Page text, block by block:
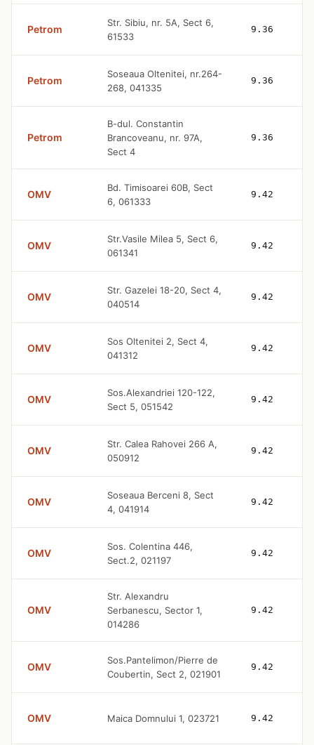
Petrom
Str. Sibiu, nr. 5A, Sect 6,
61533
9.36
Petrom
Soseaua Oltenitei, nr.264-
268, 041335
9.36
Petrom
B-dul. Constantin
Brancoveanu, nr. 97A,
Sect 4
9.36
OMV
Bd. Timisoarei 60B, Sect
6, 061333
9.42
OMV
Str.Vasile Milea 5, Sect 6,
061341
9.42
OMV
Str. Gazelei 18-20, Sect 4,
040514
9.42
OMV
Sos Oltenitei 2, Sect 4,
041312
9.42
OMV
Sos.Alexandriei 120-122,
Sect 5, 051542
9.42
OMV
Str. Calea Rahovei 266 A,
050912
9.42
OMV
Soseaua Berceni 8, Sect
4, 041914
9.42
OMV
Sos. Colentina 446,
Sect.2, 021197
9.42
OMV
Str. Alexandru
Serbanescu, Sector 1,
014286
9.42
OMV
Sos.Pantelimon/Pierre de
Coubertin, Sect 2, 021901
9.42
OMV Maica Domnului 1, 023721 9.42